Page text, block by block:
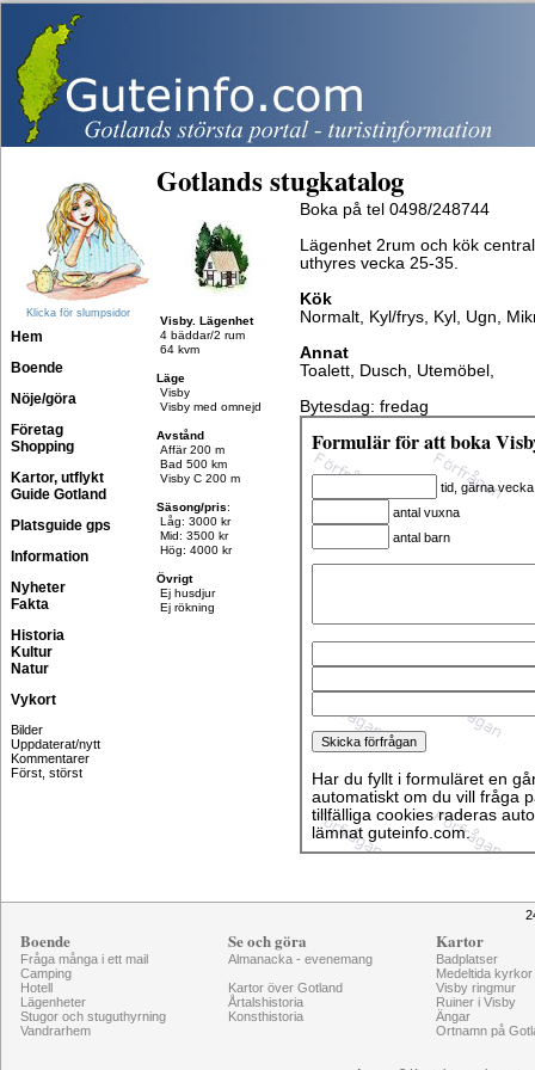
Klicka för slumpsidor
Hem
Boende
Nöje/göra
Företag
Shopping
Kartor, utflykt
Guide Gotland
Platsguide gps
Information
Nyheter
Fakta
Historia
Kultur
Natur
Vykort
Bilder
Uppdaterat/nytt
Kommentarer
Först, störst
Gotlands stugkatalog
Visby. Lägenhet
4 bäddar/2 rum
64 kvm
Läge
Visby
Visby med omnejd
Avstånd
Affär 200 m
Bad 500 km
Visby C 200 m
Säsong/pris:
Låg: 3000 kr
Mid: 3500 kr
Hög: 4000 kr
Övrigt
Ej husdjur
Ej rökning
Boka på tel 0498/248744
Lägenhet 2rum och kök
uthyres vecka 25-35.
Kök
Normalt, Kyl/frys, Kyl, Ugn,
Annat
Toalett, Dusch, Utemöbel,
Bytesdag: fredag
Formulär för att boka
tid, gärna vecka
antal vuxna
antal barn
Har du fyllt i formuläret en
automatiskt om du vill fråga
tillfälliga cookies raderas
lämnat guteinfo.com.
Boende
Fråga många i ett mail
Camping
Hotell
Lägenheter
Stugor och stuguthyrning
Vandrarhem
Se och göra
Almanacka - evenemang
Kartor över Gotland
Årtalshistoria
Konsthistoria
Kartor
Badplatser
Medeltida kyrkor
Visby ringmur
Ruiner i Visby
Ängar
Ortnamn på